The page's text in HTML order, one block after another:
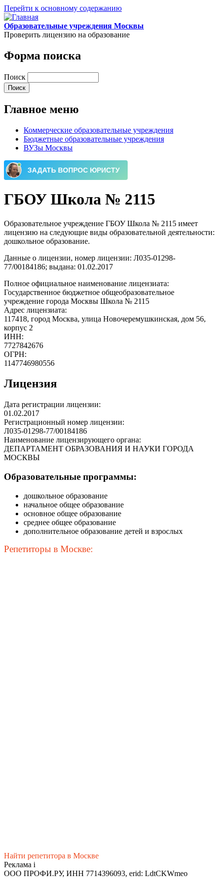
Перейти к основному содержанию
Образовательные учреждения Москвы
Проверить лицензию на образование
Форма поиска
Поиск
Главное меню
Коммерческие образовательные учреждения
Бюджетные образовательные учреждения
ВУЗы Москвы
ГБОУ Школа № 2115
Образовательное учреждение ГБОУ Школа № 2115 имеет
лицензию на следующие виды образовательной деятельности:
дошкольное образование.
Данные о лицензии, номер лицензии: Л035-01298-
77/00184186; выдана: 01.02.2017
Полное официальное наименование лицензиата:
Государственное бюджетное общеобразовательное
учреждение города Москвы Школа № 2115
Адрес лицензиата:
117418, город Москва, улица Новочеремушкинская, дом 56,
корпус 2
ИНН:
7727842676
ОГРН:
1147746980556
Лицензия
Дата регистрации лицензии:
01.02.2017
Регистрационный номер лицензии:
Л035-01298-77/00184186
Наименование лицензирующего органа:
ДЕПАРТАМЕНТ ОБРАЗОВАНИЯ И НАУКИ ГОРОДА
МОСКВЫ
Образовательные программы:
дошкольное образование
начальное общее образование
основное общее образование
среднее общее образование
дополнительное образование детей и взрослых
Репетиторы в Москве:
Найти репетитора в Москве
Реклама i
ООО ПРОФИ.РУ, ИНН 7714396093, erid: LdtCKWmeo